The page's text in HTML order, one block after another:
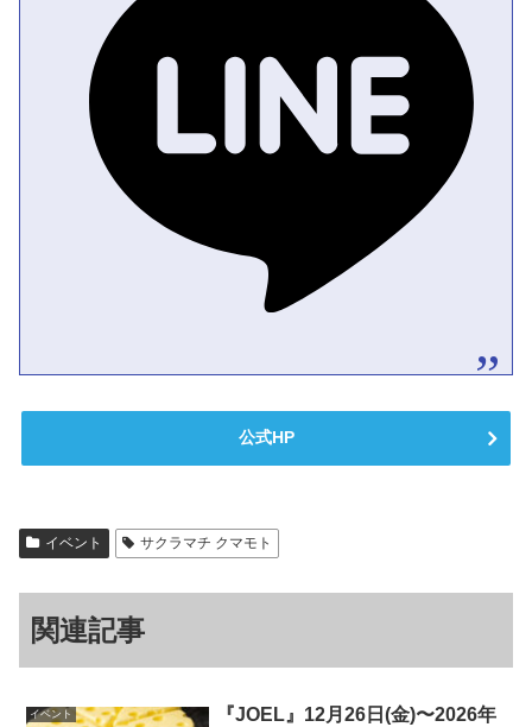
公式HP
イベント サクラマチ クマモト
関連記事
イベント
『JOEL』12月26日(金)〜2026年